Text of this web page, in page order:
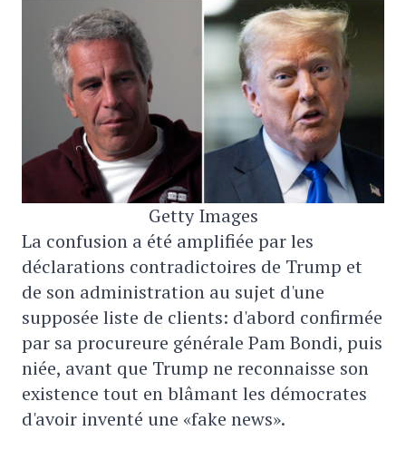
Getty Images
La confusion a été amplifiée par les
déclarations contradictoires de Trump et
de son administration au sujet d'une
supposée liste de clients: d'abord confirmée
par sa procureure générale Pam Bondi, puis
niée, avant que Trump ne reconnaisse son
existence tout en blâmant les démocrates
d'avoir inventé une «fake news».